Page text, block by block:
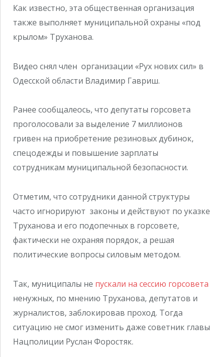
Как известно, эта общественная организация
также выполняет муниципальной охраны «под
крылом» Труханова.
Видео снял член организации «Рух нових сил» в
Одесской области Владимир Гавриш.
Ранее сообщалеось, что депутаты горсовета
проголосовали за выделение 7 миллионов
гривен на приобретение резиновых дубинок,
спецодежды и повышение зарплаты
сотрудникам муниципальной безопасности.
Отметим, что сотрудники данной структуры
часто игнорируют законы и действуют по указке
Труханова и его подопечных в горсовете,
фактически не охраняя порядок, а решая
политические вопросы силовым методом.
Так, муниципалы не пускали на сессию горсовета
ненужных, по мнению Труханова, депутатов и
журналистов, заблокировав проход. Тогда
ситуацию не смог изменить даже советник главы
Нацполиции Руслан Форостяк.